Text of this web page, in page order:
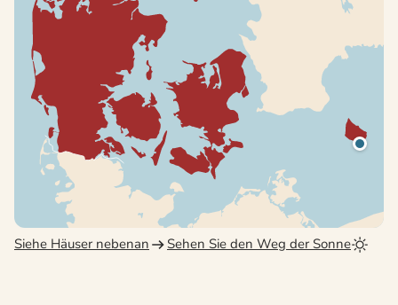
Siehe Häuser nebenan Sehen Sie den Weg der Sonne